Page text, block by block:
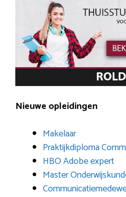
Nieuwe opleidingen
Makelaar
Praktijkdiploma
HBO Adobe expert
Master